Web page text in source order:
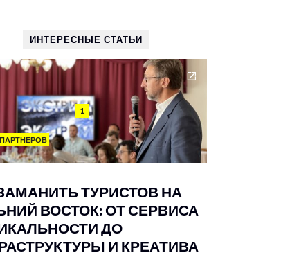
ИНТЕРЕСНЫЕ СТАТЬИ
1
ТУРИСТОВ НА
ВОСТОК: ОТ СЕРВИСА
ДО
И КРЕАТИВА